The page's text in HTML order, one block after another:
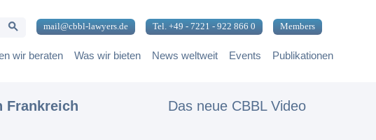
Search Button
mail@cbbl-lawyers.de Tel. +49 - 7221 - 922 866 0 Members
wir beraten Was wir bieten News weltweit Events Publikationen
Frankreich Das neue CBBL Video